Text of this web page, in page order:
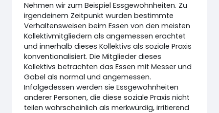
Nehmen wir zum Beispiel Essgewohnheiten. Zu
irgendeinem Zeitpunkt wurden bestimmte
Verhaltensweisen beim Essen von den meisten
Kollektivmitgliedern als angemessen erachtet
und innerhalb dieses Kollektivs als soziale Praxis
konventionalisiert. Die Mitglieder dieses
Kollektivs betrachten das Essen mit Messer und
Gabel als normal und angemessen.
Infolgedessen werden sie Essgewohnheiten
anderer Personen, die diese soziale Praxis nicht
teilen wahrscheinlich als merkwürdig, irritierend